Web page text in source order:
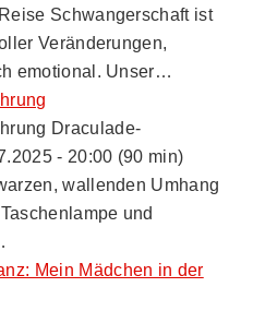
Schwangerschaft ist
Veränderungen,
emotional. Unser…
Draculade-
- 20:00 (90 min)
wallenden Umhang
und
Mein Mädchen in der